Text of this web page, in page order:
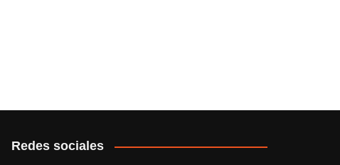
Redes sociales